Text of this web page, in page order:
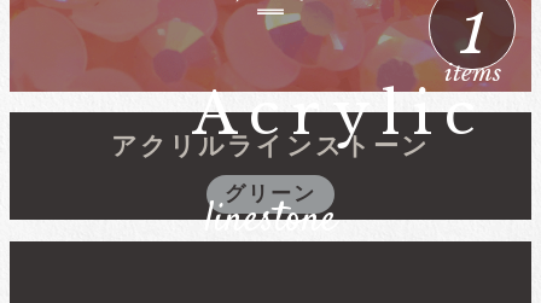
policy
扱
linestone ラインストーン
キシリウスカット
Acrylic
linestone
1
items
アクリルラインストーン
グリーン